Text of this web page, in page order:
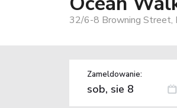
32/6-8 Browning Street,
Zameldowanie: